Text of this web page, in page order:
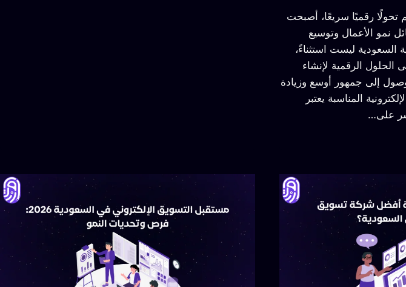
تحولًا رقميًا سريعًا، أصبحت
نمو الأعمال وتوسيع
السعودية ليست استثناءً،
الحلول الرقمية لإنشاء
إلى جمهور أوسع وزيادة
المناسبة يعتبر
على…